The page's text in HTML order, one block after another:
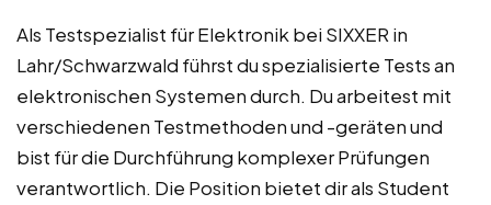
Als Testspezialist für Elektronik bei SIXXER in
Lahr/Schwarzwald führst du spezialisierte Tests an
elektronischen Systemen durch. Du arbeitest mit
verschiedenen Testmethoden und -geräten und
bist für die Durchführung komplexer Prüfungen
verantwortlich. Die Position bietet dir als Student